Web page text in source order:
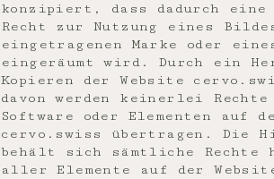
konzipiert, dass dadurch
Recht zur Nutzung eines
eingetragenen Marke oder
eingeräumt wird. Durch ein
Kopieren der Website
davon werden keinerlei
Software oder Elementen auf
cervo.swiss übertragen. Die
behält sich sämtliche Rechte
aller Elemente auf der